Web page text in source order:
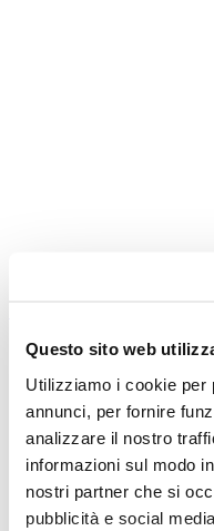
Questo sito web
Utilizziamo i cookie per
annunci, per fornire
analizzare il nostro
informazioni sul modo
nostri partner che si
pubblicità e social